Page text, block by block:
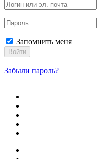
Запомнить меня
Войти
Забыли пароль?